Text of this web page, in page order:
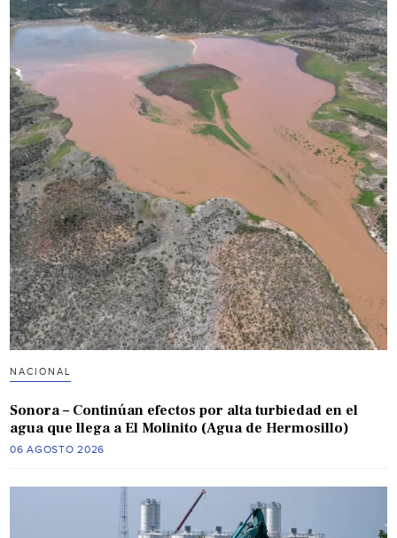
NACIONAL
Sonora – Continúan efectos por alta turbiedad en el
agua que llega a El Molinito (Agua de Hermosillo)
06 AGOSTO 2026